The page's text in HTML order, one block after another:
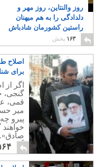
روز والنتاین، روز مهر و
دلدادگی را به هم میهنان
راستین کشورمان شادباش
می گوییم
۱۶۳ پخش
اصلاح
برای
است با
اگر از
گنجی،
قمی،
میر
پیرو
گفت؛«